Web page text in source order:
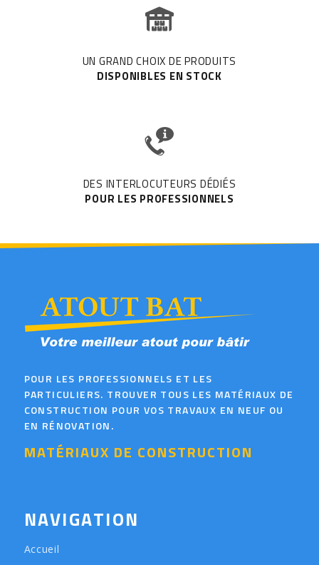
UN GRAND CHOIX DE PRODUITS
DISPONIBLES EN STOCK
DES INTERLOCUTEURS DÉDIÉS
POUR LES PROFESSIONNELS
POUR LES PROFESSIONNELS ET LES
PARTICULIERS. TROUVER TOUS LES MATÉRIAUX DE
CONSTRUCTION POUR VOS TRAVAUX EN NEUF OU
EN RÉNOVATION.
MATÉRIAUX DE CONSTRUCTION
NAVIGATION
Accueil